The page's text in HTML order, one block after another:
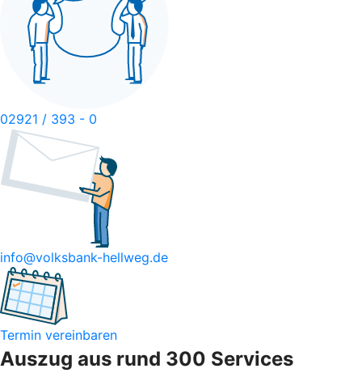
02921 / 393 - 0
info@volksbank-hellweg.de
Termin vereinbaren
Auszug aus rund 300 Services